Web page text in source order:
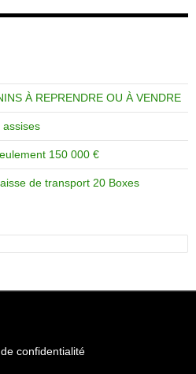
À REPRENDRE OU À VENDRE
assises
150 000 €
de transport 20 Boxes
confidentialité